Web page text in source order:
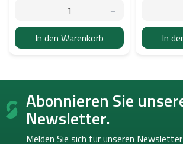
In den Warenkorb In
F
ß Abonnieren Sie
Newsletter.
Melden Sie sich für unseren